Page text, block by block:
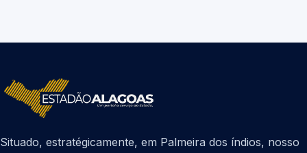
Situado, estratégicamente, em Palmeira dos índios, nosso